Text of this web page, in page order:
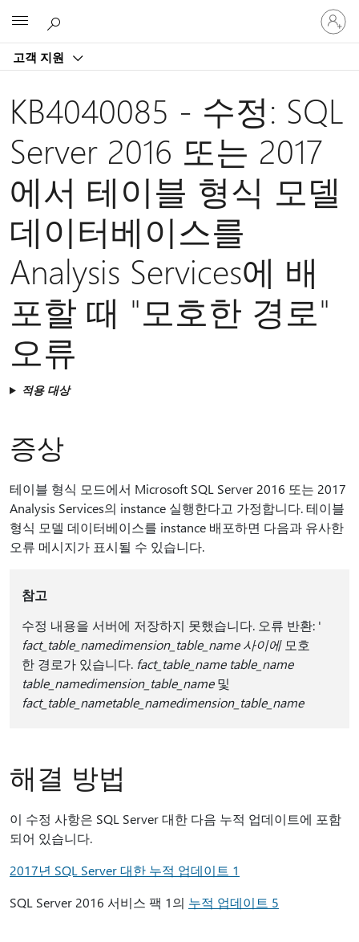
고객 지원
귀
하
계
그
인
KB4040085 - 수정: SQL
Server 2016 또는 2017
에서 테이블 형식 모델
데이터베이스를
Analysis Services에 배
포할 때 "모호한 경로"
오류
적용 대상
증상
테이블 형식 모드에서 Microsoft SQL Server 2016 또는 2017
Analysis Services의 instance 실행한다고 가정합니다. 테이블
형식 모델 데이터베이스를 instance 배포하면 다음과 유사한
오류 메시지가 표시될 수 있습니다.
참고
수정 내용을 서버에 저장하지 못했습니다. 오류 반환: '
fact_table_namedimension_table_name 사이에모호
한 경로가 있습니다. fact_table_name table_name
table_namedimension_table_name및
fact_table_nametable_namedimension_table_name
해결 방법
이 수정 사항은 SQL Server 대한 다음 누적 업데이트에 포함
되어 있습니다.
2017년 SQL Server 대한 누적 업데이트 1
SQL Server 2016 서비스 팩 1의 누적 업데이트 5